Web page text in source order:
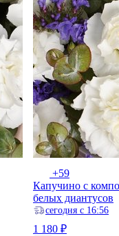
+59
Капучино с
белых диантусов
ceгодня с 16:56
1 180 ₽